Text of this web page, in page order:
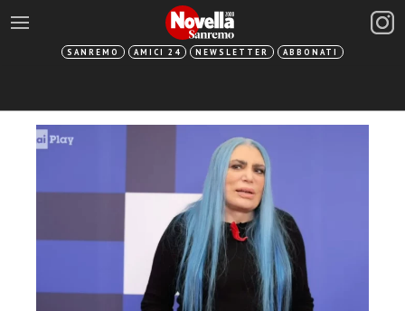
SANREMO AMICI 24 NEWSLETTER ABBONATI